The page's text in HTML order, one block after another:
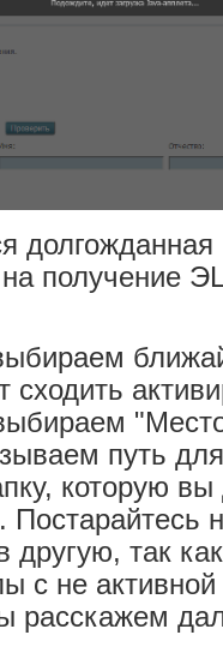
долгожданная
на получение
сходить
путь
которую
другую, так
с не
расскажем